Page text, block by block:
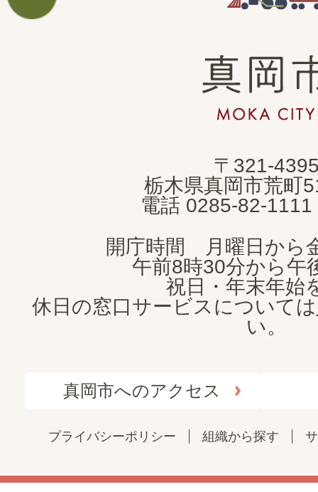
真
岡
市
CITY
〒321-
栃木県真岡市荒町
電話 0285-82-1111
開庁時間 月曜日から
午前8時30分から午
祝日・年末年始
休日の窓口サービスについては
い。
真岡市へのアクセス
プライバシーポリシー 組織から探す